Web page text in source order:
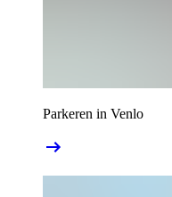
Parkeren in Venlo